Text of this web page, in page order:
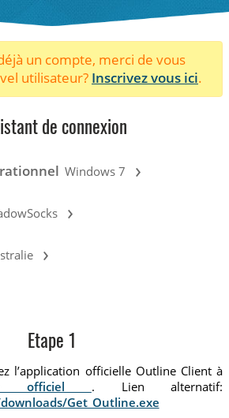
un compte, merci de vous
utilisateur? Inscrivez vous ici.
de connexion
Windows 7 ›
›
›
Etape 1
l’application officielle Outline Client à
officiel . Lien alternatif:
Get_Outline.exe